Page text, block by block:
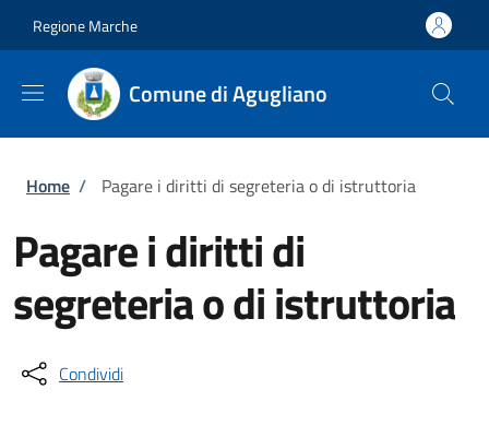
Regione Marche
Comune di Agugliano
Briciole di pane
Home / Pagare i diritti di segreteria o di istruttoria
Pagare i diritti di
segreteria o di istruttoria
Condividi